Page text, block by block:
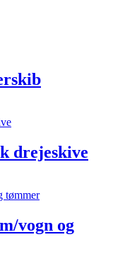
drejeskive
vogn og